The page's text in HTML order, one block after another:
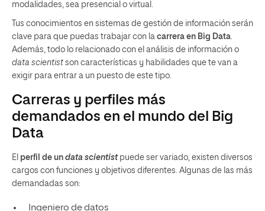
modalidades, sea presencial o virtual.
Tus conocimientos en sistemas de gestión de información serán
clave para que puedas trabajar con la carrera en Big Data.
Además, todo lo relacionado con el análisis de información o
data scientist son características y habilidades que te van a
exigir para entrar a un puesto de este tipo.
Carreras y perfiles más
demandados en el mundo del Big
Data
El perfil de un data scientistpuede ser variado, existen diversos
cargos con funciones y objetivos diferentes. Algunas de las más
demandadas son:
Ingeniero de datos